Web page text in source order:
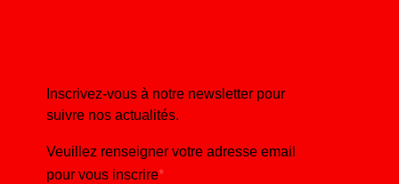
Inscrivez-vous à notre newsletter pour
suivre nos actualités.
Veuillez renseigner votre adresse email
pour vous inscrire